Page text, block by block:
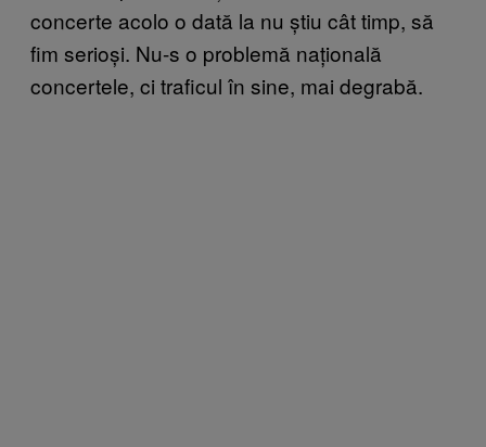
concerte acolo o dată la nu ştiu cât timp, să
fim serioşi. Nu-s o problemă naţională
concertele, ci traficul în sine, mai degrabă.